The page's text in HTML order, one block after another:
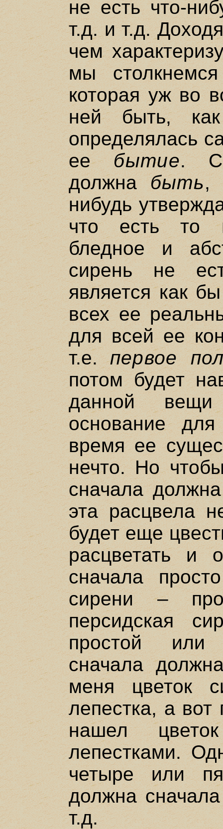
не есть что-
т.д. и т.д.
чем
мы
которая уж во
ней быть,
определялась
ее бытие.
должнабыть,
нибудь
что есть то
бледное и
сирень не
является как
всех ее
для всей ее
т.е.первое
потом будет
данной
основание
время ее
нечто. Но
сначала
эта расцвела
будет еще
расцветать и
сначала
сирени –
персидская
простой или
сначала
меня цветок
лепестка, а вот
нашел
лепестками.
четыре или
должна
т.д.